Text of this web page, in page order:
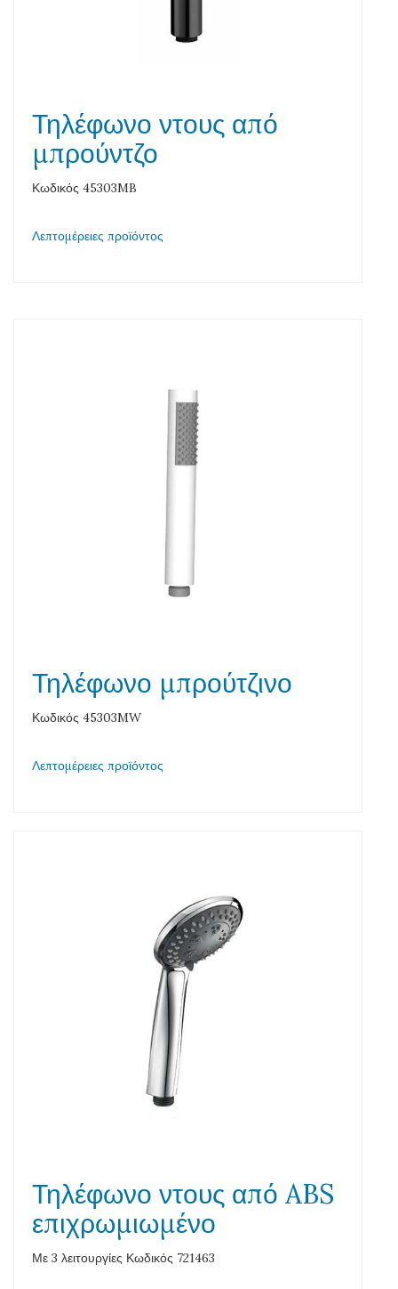
Τηλέφωνο ντους από
μπρούντζο
Κωδικός 45303MB
Λεπτομέρειες προϊόντος
Τηλέφωνο μπρούτζινο
Κωδικός 45303MW
Λεπτομέρειες προϊόντος
Τηλέφωνο ντους από ABS
επιχρωμιωμένο
Με 3 λειτουργίες Κωδικός 721463